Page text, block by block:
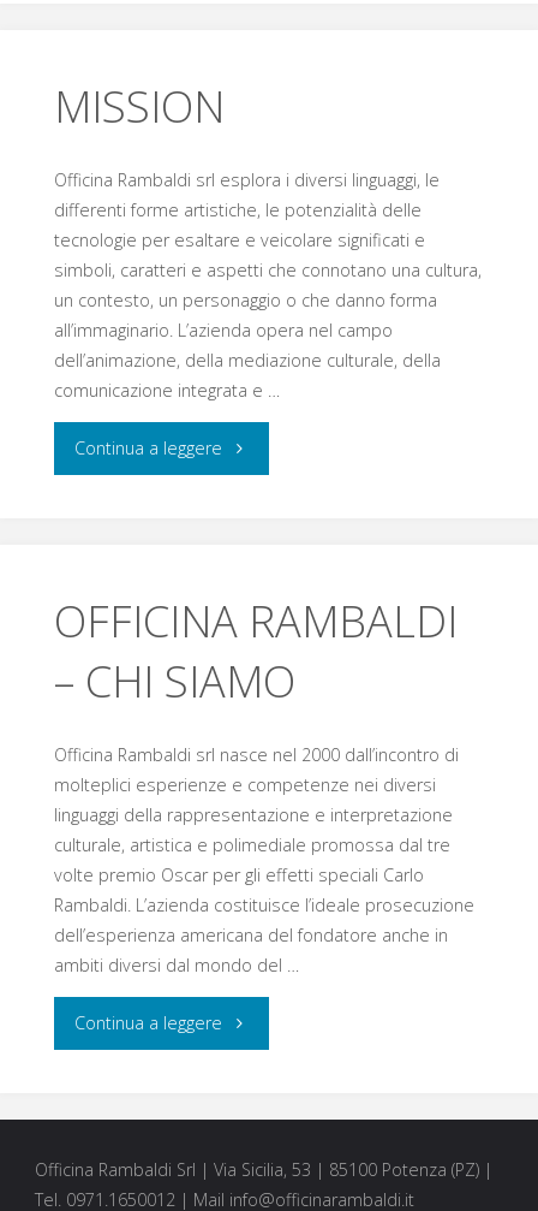
MISSION
Officina Rambaldi srl esplora i diversi linguaggi, le
differenti forme artistiche, le potenzialità delle
tecnologie per esaltare e veicolare significati e
simboli, caratteri e aspetti che connotano una cultura,
un contesto, un personaggio o che danno forma
all’immaginario. L’azienda opera nel campo
dell’animazione, della mediazione culturale, della
comunicazione integrata e …
Continua a leggere
OFFICINA RAMBALDI
– CHI SIAMO
Officina Rambaldi srl nasce nel 2000 dall’incontro di
molteplici esperienze e competenze nei diversi
linguaggi della rappresentazione e interpretazione
culturale, artistica e polimediale promossa dal tre
volte premio Oscar per gli effetti speciali Carlo
Rambaldi. L’azienda costituisce l’ideale prosecuzione
dell’esperienza americana del fondatore anche in
ambiti diversi dal mondo del …
Continua a leggere
Officina Rambaldi Srl | Via Sicilia, 53 | 85100 Potenza (PZ) |
Tel. 0971.1650012 | Mail info@officinarambaldi.it